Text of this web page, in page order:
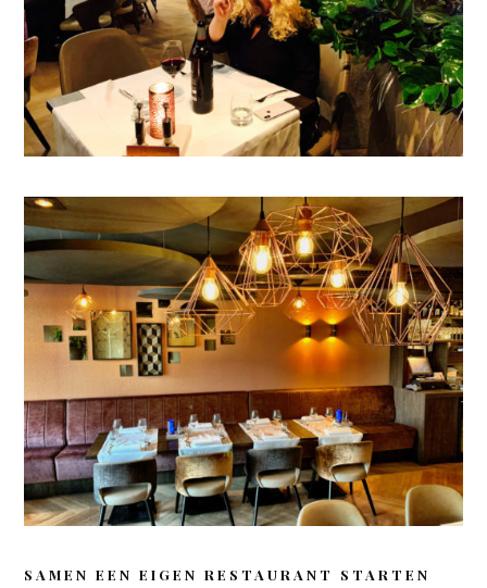
SAMEN EEN EIGEN RESTAURANT STARTEN